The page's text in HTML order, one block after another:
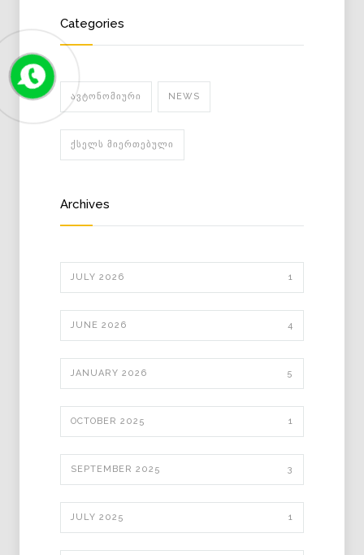
Categories
ᲐᲕᲢᲝᲜᲝᲛᲘᲣᲠᲘ NEWS
ᲥᲡᲔᲚᲡ ᲛᲘᲔᲠᲗᲔᲑᲣᲚᲘ
Archives
JULY 2026 1
JUNE 2026 4
JANUARY 2026 5
OCTOBER 2025 1
SEPTEMBER 2025 3
JULY 2025 1